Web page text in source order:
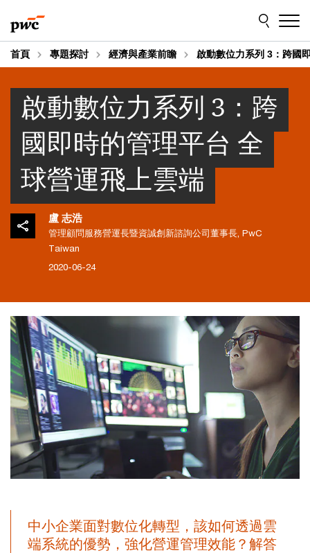
to
content
to
footer
首頁 專題探討 經濟與產業前瞻 啟動數位力系列 3：跨國
啟動數位力系列 3：跨
國即時的管理平台 全
球營運飛上雲端
盧 志浩
管理顧問服務營運長暨資誠創新諮詢公司董事長, PwC
Taiwan
2020-06-24
中小企業面對數位化轉型，該如何透過雲
端系統的優勢，強化營運管理效能？解答